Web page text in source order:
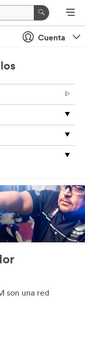
Cuenta
son una red